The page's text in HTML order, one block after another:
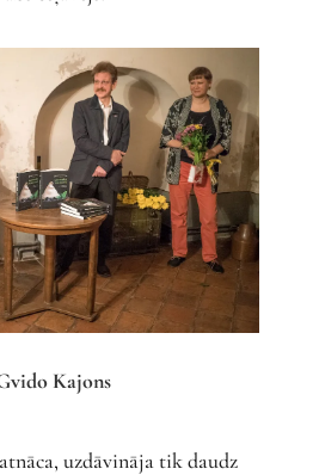
Kajons
uzdāvināja tik daudz